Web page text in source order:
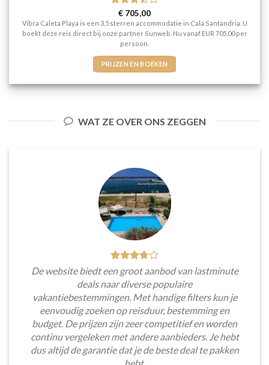
Gewaardeerd
3.5uit
5
€ 705,00
Vibra Caleta Playa is een 3.5 sterren accommodatie in Cala Santandria. U
boekt deze reis direct bij onze partner Sunweb. Nu vanaf EUR 705.00 per
persoon.
PRIJZEN EN BOEKEN
WAT ZE OVER ONS ZEGGEN
De website biedt een groot aanbod van lastminute
deals naar diverse populaire
vakantiebestemmingen. Met handige filters kun je
eenvoudig zoeken op reisduur, bestemming en
budget. De prijzen zijn zeer competitief en worden
continu vergeleken met andere aanbieders. Je hebt
dus altijd de garantie dat je de beste deal te pakken